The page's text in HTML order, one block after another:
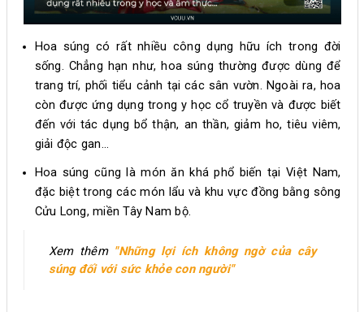
Hoa súng có rất nhiều công dụng hữu ích trong đời
sống. Chẳng hạn như, hoa súng thường được dùng để
trang trí, phối tiểu cảnh tại các sân vườn. Ngoài ra, hoa
còn được ứng dụng trong y học cổ truyền và được biết
đến với tác dụng bổ thận, an thần, giảm ho, tiêu viêm,
giải độc gan…
Hoa súng cũng là món ăn khá phổ biến tại Việt Nam,
đặc biệt trong các món lẩu và khu vực đồng bằng sông
Cửu Long, miền Tây Nam bộ.
Xem thêm "Những lợi ích không ngờ của cây
súng đối với sức khỏe con người"